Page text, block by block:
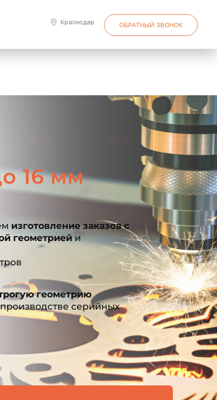
Краснодар ОБРАТНЫЙ ЗВОНОК
16 мм
изготовление заказов с
геометриейи
геометрию
серийных